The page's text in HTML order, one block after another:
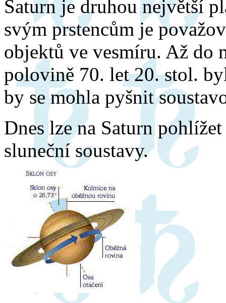
Saturn je druhou největší
svým prstencům je
objektů ve vesmíru. Až do
polovině 70. let 20. stol.
by se mohla pyšnit
Dnes lze na Saturn
sluneční soustavy.